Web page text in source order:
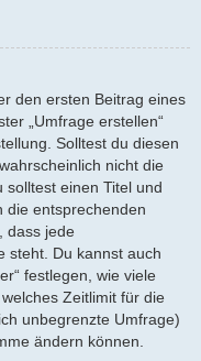
den ersten Beitrag eines
„Umfrage erstellen“
Solltest du diesen
nicht die
solltest einen Titel und
die entsprechenden
dass jede
steht. Du kannst auch
festlegen, wie viele
Zeitlimit für die
unbegrenzte Umfrage)
ändern können.